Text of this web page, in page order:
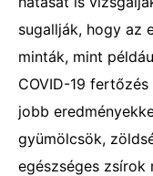
sugallják, hogy az
minták, mint
COVID-19
jobb
gyümölcsök,
egészséges zsírok